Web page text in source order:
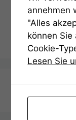
Kategorien
Hinweise
Aufgabe
Aufgabe
annehmen
"Alles
können Sie
Cookie-
Lesen Sie